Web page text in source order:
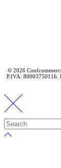
© 2026
P.IVA: 80003750116.